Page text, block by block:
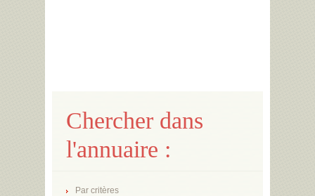
Chercher dans
l'annuaire :
Par critères